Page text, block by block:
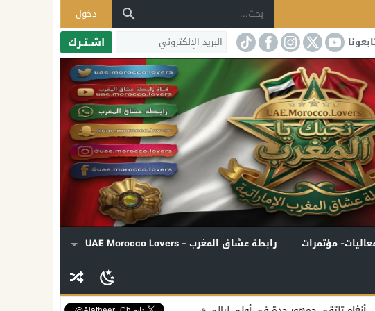
دخول
اشـتـرك
مؤتمرات رابطة عشاق المغرب – UAE Morocco Lovers